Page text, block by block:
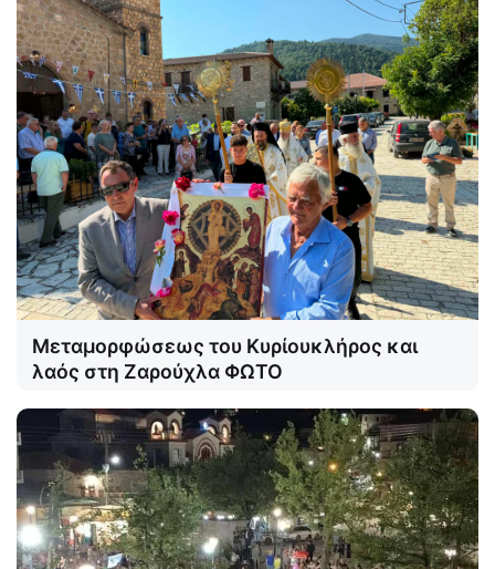
Μεταμορφώσεως του Κυρίουκλήρος και
λαός στη Ζαρούχλα ΦΩΤΟ